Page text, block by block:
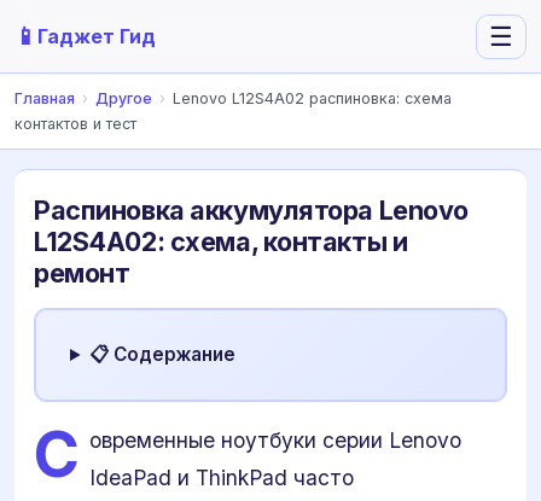
📱 Гаджет Гид ☰
Главная › Другое › Lenovo L12S4A02 распиновка: схема
контактов и тест
Распиновка аккумулятора Lenovo
L12S4A02: схема, контакты и
ремонт
📋 Содержание
С овременные ноутбуки серии Lenovo
IdeaPad и ThinkPad часто